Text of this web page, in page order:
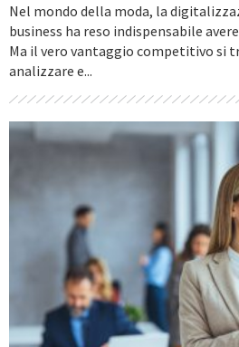
Nel mondo della moda, la
business ha reso indispensabile
Ma il vero vantaggio competitivo si
analizzare e...